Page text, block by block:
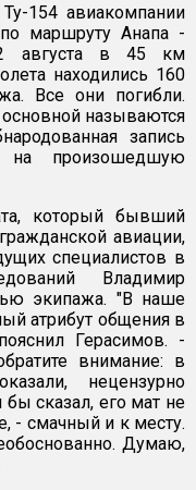
154 авиакомпании
маршруту Анапа -
августа в 45 км
находились 160
Все они погибли.
называются
запись
на произошедшую
который бывший
авиации,
специалистов в
Владимир
экипажа. "В наше
атрибут общения в
Герасимов. -
внимание: в
нецензурно
сказал, его мат не
- смачный и к месту.
Думаю,